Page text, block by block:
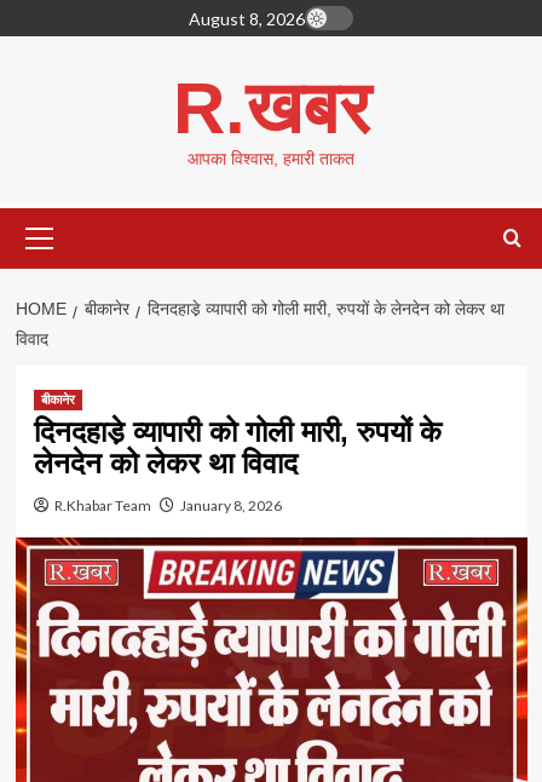
to
August 8, 2026
R.खबर
आपका विश्वास, हमारी ताकत
Menu
HOME बीकानेर
दिनदहाडे़ व्यापारी को गोली मारी, रुपयों के लेनदेन को लेकर था
विवाद
बीकानेर
दिनदहाडे़ व्यापारी को गोली मारी, रुपयों के
लेनदेन को लेकर था विवाद
R.Khabar Team January 8, 2026